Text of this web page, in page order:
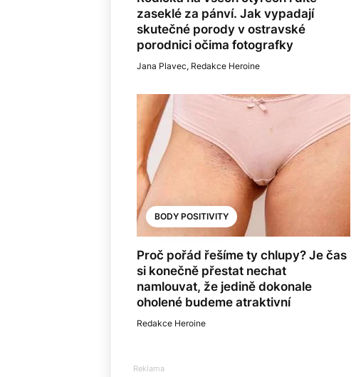
zaseklé za pánví. Jak vypadají
skutečné porody v ostravské
porodnici očima fotografky
Jana Plavec, Redakce Heroine
BODY POSITIVITY
Proč pořád řešíme ty chlupy? Je čas
si konečně přestat nechat
namlouvat, že jedině dokonale
oholené budeme atraktivní
Redakce Heroine